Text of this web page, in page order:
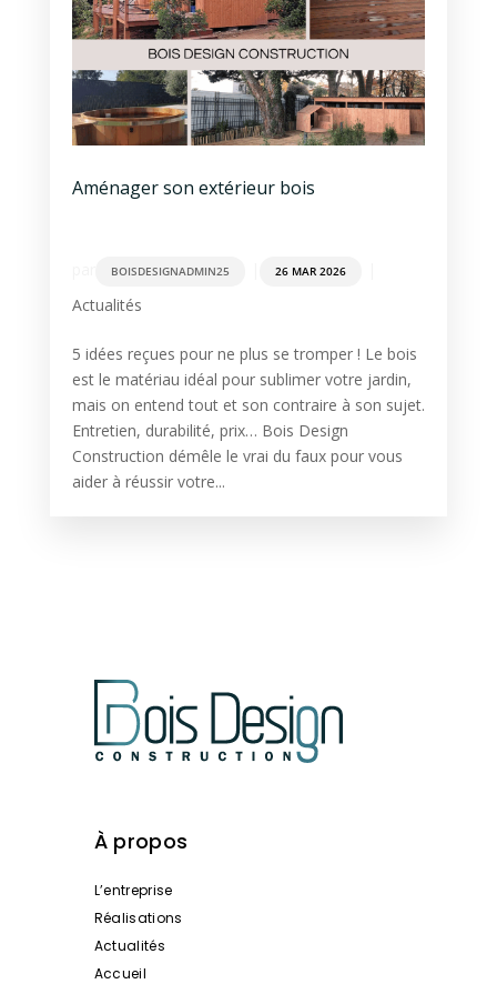
Aménager son extérieur bois
BOISDESIGNADMIN25 26 MAR 2026
Actualités
5 idées reçues pour ne plus se tromper ! Le bois
est le matériau idéal pour sublimer votre jardin,
mais on entend tout et son contraire à son sujet.
Entretien, durabilité, prix… Bois Design
Construction démêle le vrai du faux pour vous
aider à réussir votre...
À propos
L’entreprise
Réalisations
Actualités
Accueil